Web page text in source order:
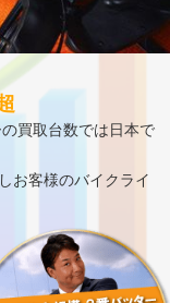
超
買取台数では日本で
お客様のバイクライ